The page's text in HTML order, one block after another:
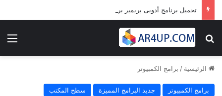
بحث عن
الرئيسية / برامج الكمبيوتر
برامج الكمبيوتر جديد البرامج المميزة سطح المكتب